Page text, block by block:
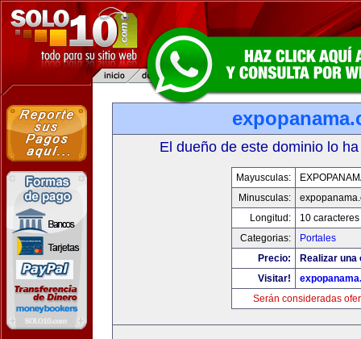
El dueño de este dominio lo
Mayusculas:
Minusculas:
Longitud:
10 caracteres
Categorias:
Portales
Precio:
Realizar una
Visitar!
Serán consideradas